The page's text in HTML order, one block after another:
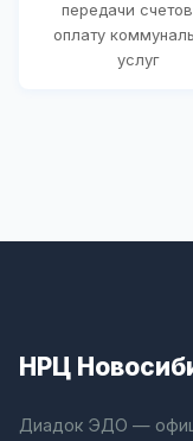
передачи
оплату
услуг
НРЦ
Диадок ЭДО —